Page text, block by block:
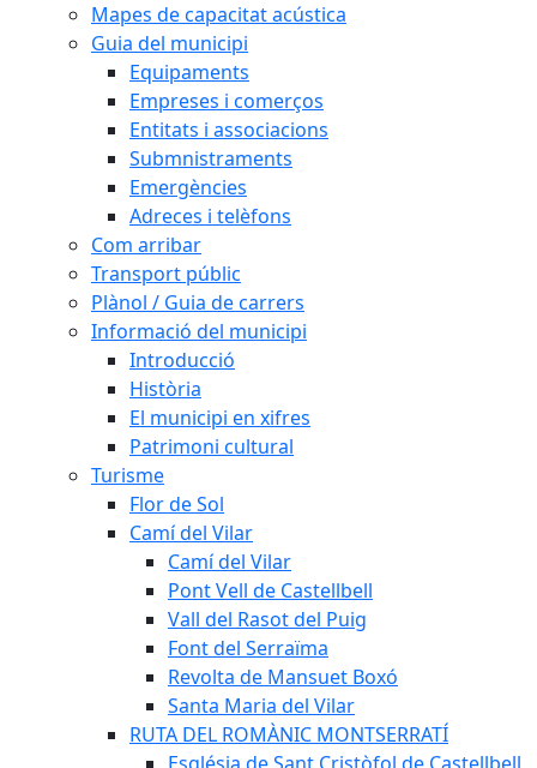
Mapes de capacitat acústica
Guia del municipi
Equipaments
Empreses i comerços
Entitats i associacions
Submnistraments
Emergències
Adreces i telèfons
Com arribar
Transport públic
Plànol / Guia de carrers
Informació del municipi
Introducció
Història
El municipi en xifres
Patrimoni cultural
Turisme
Flor de Sol
Camí del Vilar
Camí del Vilar
Pont Vell de Castellbell
Vall del Rasot del Puig
Font del Serraïma
Revolta de Mansuet Boxó
Santa Maria del Vilar
RUTA DEL ROMÀNIC MONTSERRATÍ